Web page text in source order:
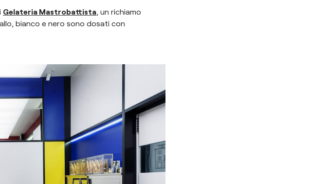
Gelateria Mastrobattista, un richiamo
bianco e nero sono dosati con